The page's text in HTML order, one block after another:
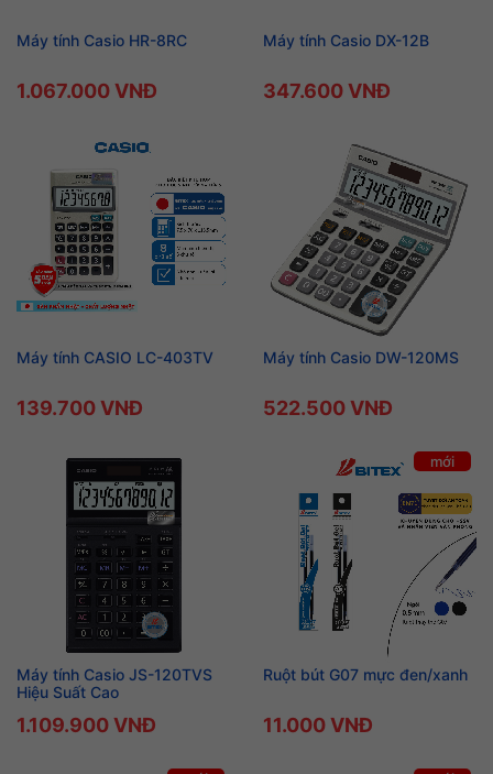
Máy tính Casio HR-8RC
1.067.000 VNĐ
Máy tính Casio DX-12B
347.600 VNĐ
Máy tính CASIO LC-403TV
139.700 VNĐ
Máy tính Casio DW-120MS
522.500 VNĐ
Máy tính Casio JS-120TVS
Hiệu Suất Cao
1.109.900 VNĐ
mới
Ruột bút G07 mực đen/xanh
11.000 VNĐ